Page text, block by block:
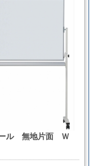
ル 無地片面 Ｗ